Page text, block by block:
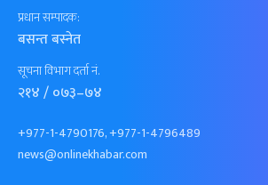
प्रधान सम्पादक:
बसन्त बस्नेत
सूचना विभाग दर्ता नं.
२१४ / ०७३–७४
+977-1-4790176, +977-1-4796489
news@onlinekhabar.com